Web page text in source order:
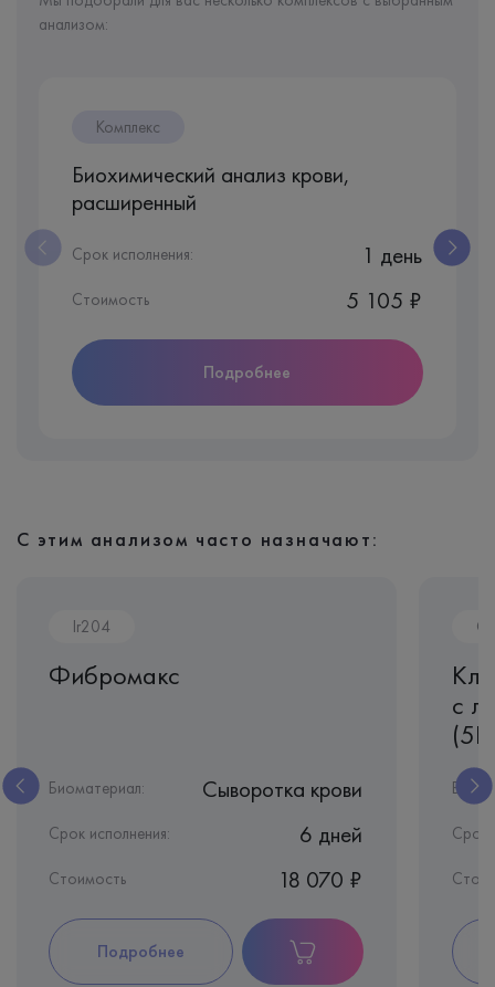
анализом:
Комплекс
Биохимический анализ крови,
расширенный
Срок исполнения: 1 день
Стоимость 5 105 ₽
Подробнее
С этим анализом часто назначают:
Ir204
Фибромакс
Биоматериал: Сыворотка крови
Срок исполнения: 6 дней
Стоимость 18 070 ₽
Подробнее
с
Срок